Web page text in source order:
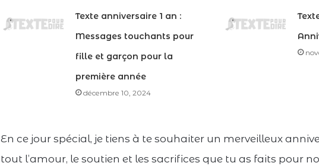
Texte anniversaire 1 an :
Messages touchants pour
fille et garçon pour la
première année
décembre 10, 2024
En ce jour spécial, je tiens à te souhaiter un merveilleux
tout l’amour, le soutien et les sacrifices que tu as faits pour